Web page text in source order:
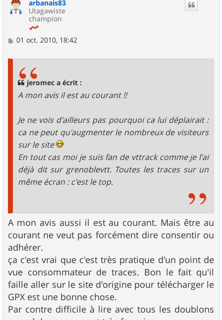
arbanais83
Utagawiste
champion
M
01 oct. 2010, 18:42
jeromec a écrit :
A mon avis il est au courant !!
Je ne vois d'ailleurs pas pourquoi ca lui déplairait :
ca ne peut qu'augmenter le nombreux de visiteurs
sur le site
En tout cas moi je suis fan de vttrack comme je l'ai
déjà dit sur grenoblevtt. Toutes les traces sur un
même écran : c'est le top.
A mon avis aussi il est au courant. Mais être au
courant ne veut pas forcément dire consentir ou
adhérer.
ça c'est vrai que c'est très pratique d'un point de
vue consommateur de traces. Bon le fait qu'il
faille aller sur le site d'origine pour télécharger le
GPX est une bonne chose.
Par contre difficile à lire avec tous les doublons